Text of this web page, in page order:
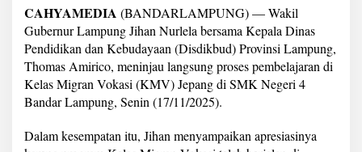
V
o
k
a
s
i
J
e
a
CAHYAMEDIA (BANDARLAMPUNG) — Wakil
Gubernur Lampung Jihan Nurlela bersama Kepala Dinas
Pendidikan dan Kebudayaan (Disdikbud) Provinsi Lampung,
Thomas Amirico, meninjau langsung proses pembelajaran di
Kelas Migran Vokasi (KMV) Jepang di SMK Negeri 4
Bandar Lampung, Senin (17/11/2025).
Dalam kesempatan itu, Jihan menyampaikan apresiasinya